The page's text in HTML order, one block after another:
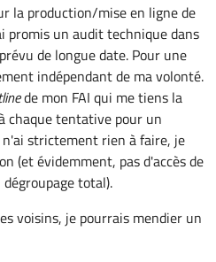
la production/mise en ligne de
promis un audit technique dans
de longue date. Pour une
indépendant de ma volonté.
de mon FAI qui me tiens la
chaque tentative pour un
n'ai strictement rien à faire, je
(et évidemment, pas d'accès de
total).
voisins, je pourrais mendier un